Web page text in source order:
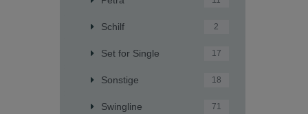
Schilf 2
Set for Single 17
Sonstige 18
Swingline 71